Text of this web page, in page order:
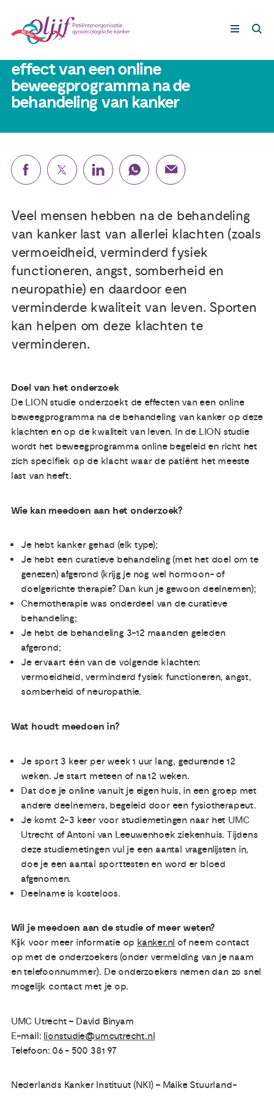
Nieuws
Agenda
Publicaties
Ervaringsdeskundigheid
Contact
Gynaecologische kankers
Leven met/na kanker
Steun ons
5 juni 2025
effect van een online
beweegprogramma na de
behandeling van kanker
Veel mensen hebben na de behandeling
van kanker last van allerlei klachten (zoals
vermoeidheid, verminderd fysiek
functioneren, angst, somberheid en
neuropathie) en daardoor een
verminderde kwaliteit van leven. Sporten
kan helpen om deze klachten te
verminderen.
Doel van het onderzoek
De LION studie onderzoekt de effecten van een online
beweegprogramma na de behandeling van kanker op deze
klachten en op de kwaliteit van leven. In de LION studie
wordt het beweegprogramma online begeleid en richt het
zich specifiek op de klacht waar de patiënt het meeste
last van heeft.
Wie kan meedoen aan het onderzoek?
Je hebt kanker gehad (elk type);
Je hebt een curatieve behandeling (met het doel om te
genezen) afgerond (krijg je nog wel hormoon- of
doelgerichte therapie? Dan kun je gewoon deelnemen);
Chemotherapie was onderdeel van de curatieve
behandeling;
Je hebt de behandeling 3-12 maanden geleden
afgerond;
Je ervaart één van de volgende klachten:
vermoeidheid, verminderd fysiek functioneren, angst,
somberheid of neuropathie.
Wat houdt meedoen in?
Je sport 3 keer per week 1 uur lang, gedurende 12
weken. Je start meteen of na 12 weken.
Dat doe je online vanuit je eigen huis, in een groep met
andere deelnemers, begeleid door een fysiotherapeut.
Je komt 2-3 keer voor studiemetingen naar het UMC
Utrecht of Antoni van Leeuwenhoek ziekenhuis. Tijdens
deze studiemetingen vul je een aantal vragenlijsten in,
doe je een aantal sporttesten en word er bloed
afgenomen.
Deelname is kosteloos.
Wil je meedoen aan de studie of meer weten?
Kijk voor meer informatie op kanker.nl of neem contact
op met de onderzoekers (onder vermelding van je naam
en telefoonnummer). De onderzoekers nemen dan zo snel
mogelijk contact met je op.
UMC Utrecht – David Binyam
E-mail: lionstudie@umcutrecht.nl
Telefoon: 06 - 500 381 97
Nederlands Kanker Instituut (NKI) – Maike Stuurland-